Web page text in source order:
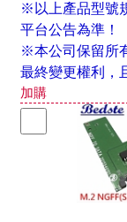
※以上產品型號
平台公告為準！
※本公司保留所
最終變更權利，
加購